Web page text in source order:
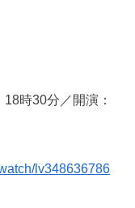
時30分／開演：
lv348636786